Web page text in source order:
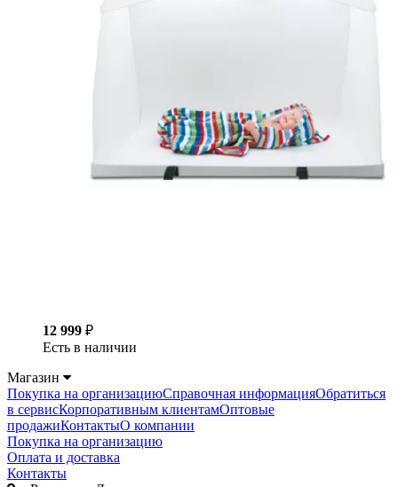
12 999 ₽
Есть в наличии
Магазин
Покупка на организациюСправочная информацияОбратиться
в сервисКорпоративным клиентамОптовые
продажиКонтактыО компании
Покупка на организацию
Оплата и доставка
Контакты